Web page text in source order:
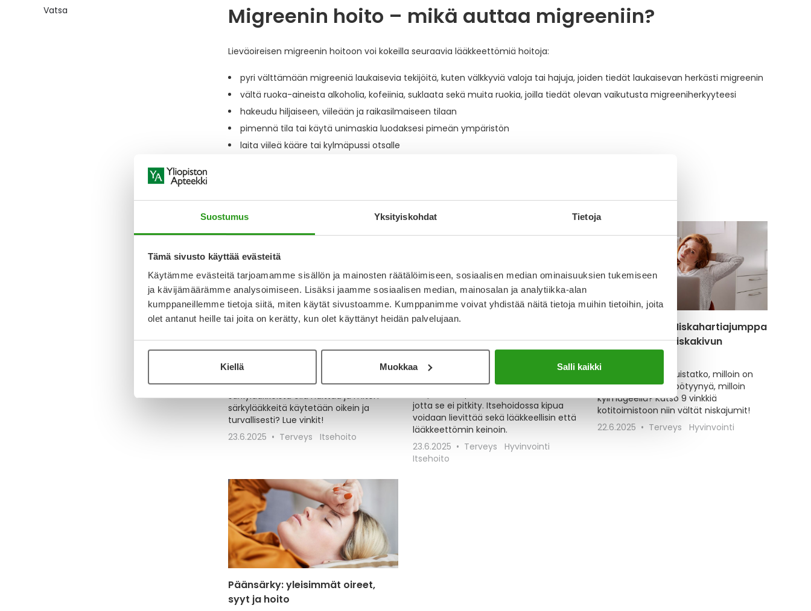
Suostumus Yksityiskohdat Tietoja
Tämä sivusto käyttää evästeitä
Käytämme evästeitä tarjoamamme sisällön ja mainosten räätälöimiseen, sosiaalisen median ominaisuuksien tukemiseen
ja kävijämäärämme analysoimiseen. Lisäksi jaamme sosiaalisen median, mainosalan ja analytiikka-alan
kumppaneillemme tietoja siitä, miten käytät sivustoamme. Kumppanimme voivat yhdistää näitä tietoja muihin tietoihin, joita
olet antanut heille tai joita on kerätty, kun olet käyttänyt heidän palvelujaan.
Kiellä Muokkaa Salli kaikki
Vatsa
Migreenin hoito – mikä auttaa migreeniin?
Lieväoireisen migreenin hoitoon voi kokeilla seuraavia lääkkeettömiä hoitoja:
pyri välttämään migreeniä laukaisevia tekijöitä, kuten välkkyviä valoja tai hajuja, joiden tiedät laukaisevan herkästi migreenin
vältä ruoka-aineista alkoholia, kofeiinia, suklaata sekä muita ruokia, joilla tiedät olevan vaikutusta migreeniherkyyteesi
hakeudu hiljaiseen, viileään ja raikasilmaiseen tilaan
pimennä tila tai käytä unimaskia luodaksesi pimeän ympäristön
laita viileä kääre tai kylmäpussi otsalle
Lue lisää
Tiesitkö tämän särkylääkkeistä? –
valitse kipulääke oikein
auttaa. Mutta miten valita oikea
särkylääke oikeaan tilanteeseen? Voiko
särkylääkkeistä olla haittaa ja miten
särkylääkkeitä käytetään oikein ja
turvallisesti? Lue vinkit!
23.6.2025
Terveys Itsehoito
Näin lievität tilapäistä kipua
ongelmasta, jonka aiheuttaja tulee
hoitaa pois tai jota tulee välttää.
jotta se ei pitkity. Itsehoidossa kipua
voidaan lievittää sekä lääkkeellisin että
lääkkeettömin keinoin.
23.6.2025
Terveys
Hyvinvointi
Itsehoito
Niska jumissa? Niskahartiajumppa
ja muut keinot niskakivun
Hartiat jumissa? Muistatko, milloin on
syytä käyttää lämpötyynyä, milloin
kylmägeeliä? Katso 9 vinkkiä
kotitoimistoon niin vältät niskajumit!
22.6.2025
Terveys Hyvinvointi
Päänsärky: yleisimmät oireet,
syyt ja hoito